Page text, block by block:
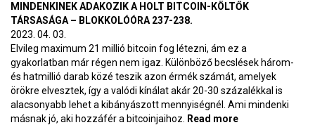
MINDENKINEK ADAKOZIK A HOLT BITCOIN-KÖLTŐK
TÁRSASÁGA – BLOKKOLÓÓRA 237-238.
2023. 04. 03.
Elvileg maximum 21 millió bitcoin fog létezni, ám ez a
gyakorlatban már régen nem igaz. Különböző becslések három-
és hatmillió darab közé teszik azon érmék számát, amelyek
örökre elvesztek, így a valódi kínálat akár 20-30 százalékkal is
alacsonyabb lehet a kibányászott mennyiségnél. Ami mindenki
másnak jó, aki hozzáfér a bitcoinjaihoz.
Read more